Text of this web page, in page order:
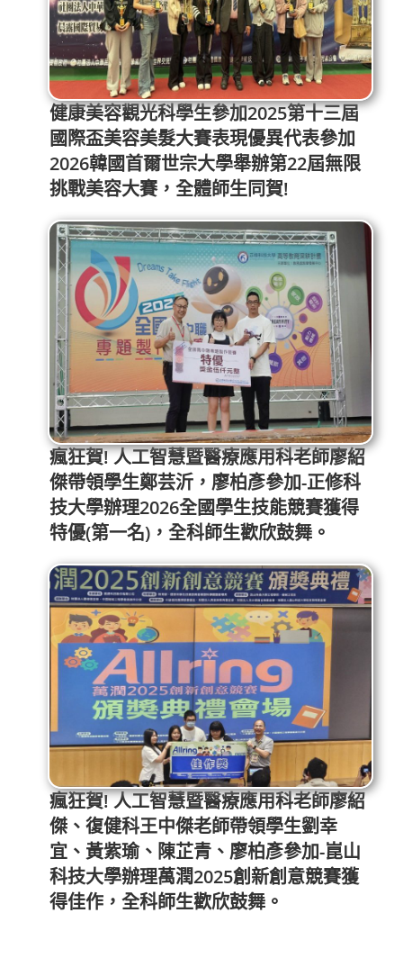
健康美容觀光科學生參加2025第十三屆
國際盃美容美髮大賽表現優異代表參加
2026韓國首爾世宗大學舉辦第22屆無限
挑戰美容大賽，全體師生同賀!
瘋狂賀! 人工智慧暨醫療應用科老師廖紹
傑帶領學生鄭芸沂，廖柏彥參加-正修科
技大學辦理2026全國學生技能競賽獲得
特優(第一名)，全科師生歡欣鼓舞。
瘋狂賀! 人工智慧暨醫療應用科老師廖紹
傑、復健科王中傑老師帶領學生劉幸
宜、黃紫瑜、陳芷青、廖柏彥參加-崑山
科技大學辦理萬潤2025創新創意競賽獲
得佳作，全科師生歡欣鼓舞。